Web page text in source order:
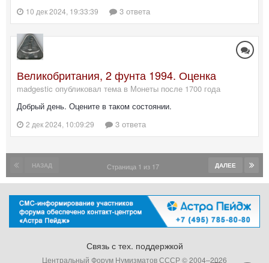
10 дек 2024, 19:33:39 3 ответа
Великобритания, 2 фунта 1994. Оценка
madgestic опубликовал тема в Монеты после 1700 года
Добрый день. Оцените в таком состоянии.
2 дек 2024, 10:09:29 3 ответа
НАЗАД ДАЛЕЕ
Страница 1 из 17
Связь с тех. поддержкой
Центральный Форум Нумизматов СССР © 2004–2026